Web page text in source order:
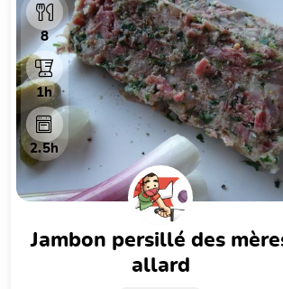
8
1h
2.5h
jambon persillé des mères
allard